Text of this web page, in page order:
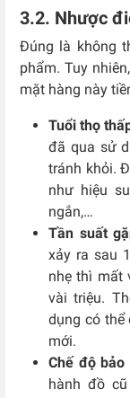
3.2. Nhược
Đúng là không
phẩm. Tuy
mặt hàng này
Tuổi thọ
đã qua sử
tránh khỏi.
như hiệu
ngắn,…
Tần suất
xảy ra sau
nhẹ thì mất
vài triệu.
dụng có thể
mới.
Chế độ bảo
hành đồ